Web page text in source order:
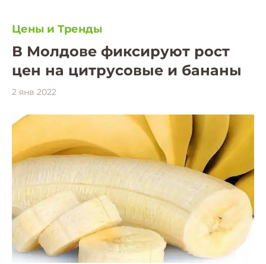
Цены и Тренды
В Молдове фиксируют рост
цен на цитрусовые и бананы
2 янв 2022